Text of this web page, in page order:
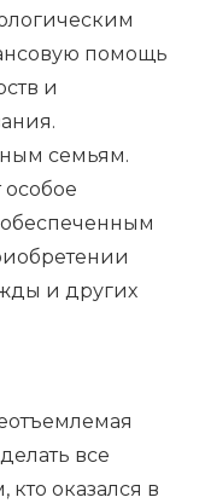
помощь
и
семьям.
и других
все
оказался в